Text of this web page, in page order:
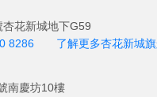
花新城地下G59
8286
了解更多杏花新城
南慶坊10樓